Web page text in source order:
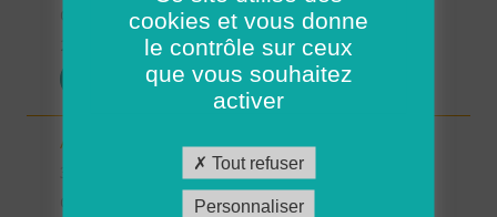
29/07/2026
POSTULER
Aide à domicile BEDARIEUX (H/F)
cookies et vous donne
le contrôle sur ceux
que vous souhaitez
activer
Tout refuser
Personnaliser